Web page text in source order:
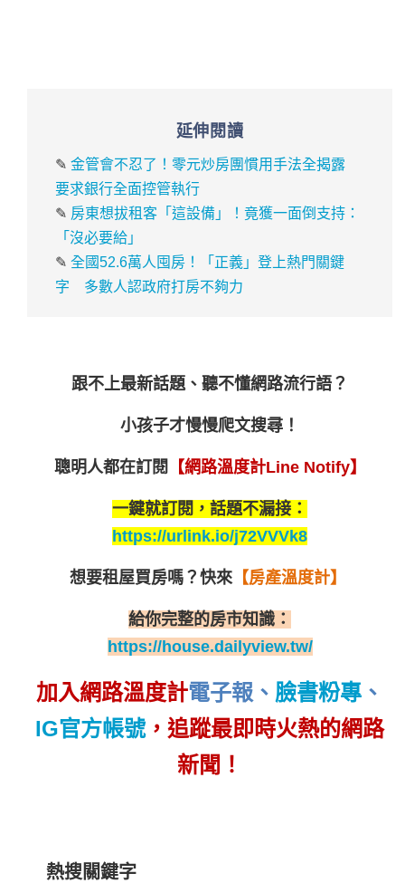
延伸閱讀
✎金管會不忍了！零元炒房團慣用手法全揭露
要求銀行全面控管執行
✎ 房東想拔租客「這設備」！竟獲一面倒支持：
「沒必要給」
✎全國52.6萬人囤房！「正義」登上熱門關鍵
字 多數人認政府打房不夠力
跟不上最新話題、聽不懂網路流行語？
小孩子才慢慢爬文搜尋！
聰明人都在訂閱 【網路溫度計Line Notify】
一鍵就訂閱，話題不漏接：
https://urlink.io/j72VVVk8
想要租屋買房嗎？ 快來【房產溫度計】
給你完整的房市知識：
https://house.dailyview.tw/
加入網路溫度計電子報 、 臉書粉專 、
IG官方帳號，追蹤最即時火熱的網路
新聞！
熱搜關鍵字